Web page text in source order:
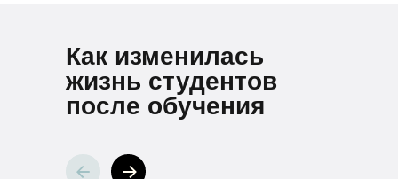
Как изменилась
жизнь студентов
после обучения